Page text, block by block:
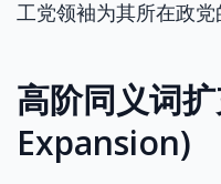
工党领袖为其所在政
高阶同义词
Expansion)